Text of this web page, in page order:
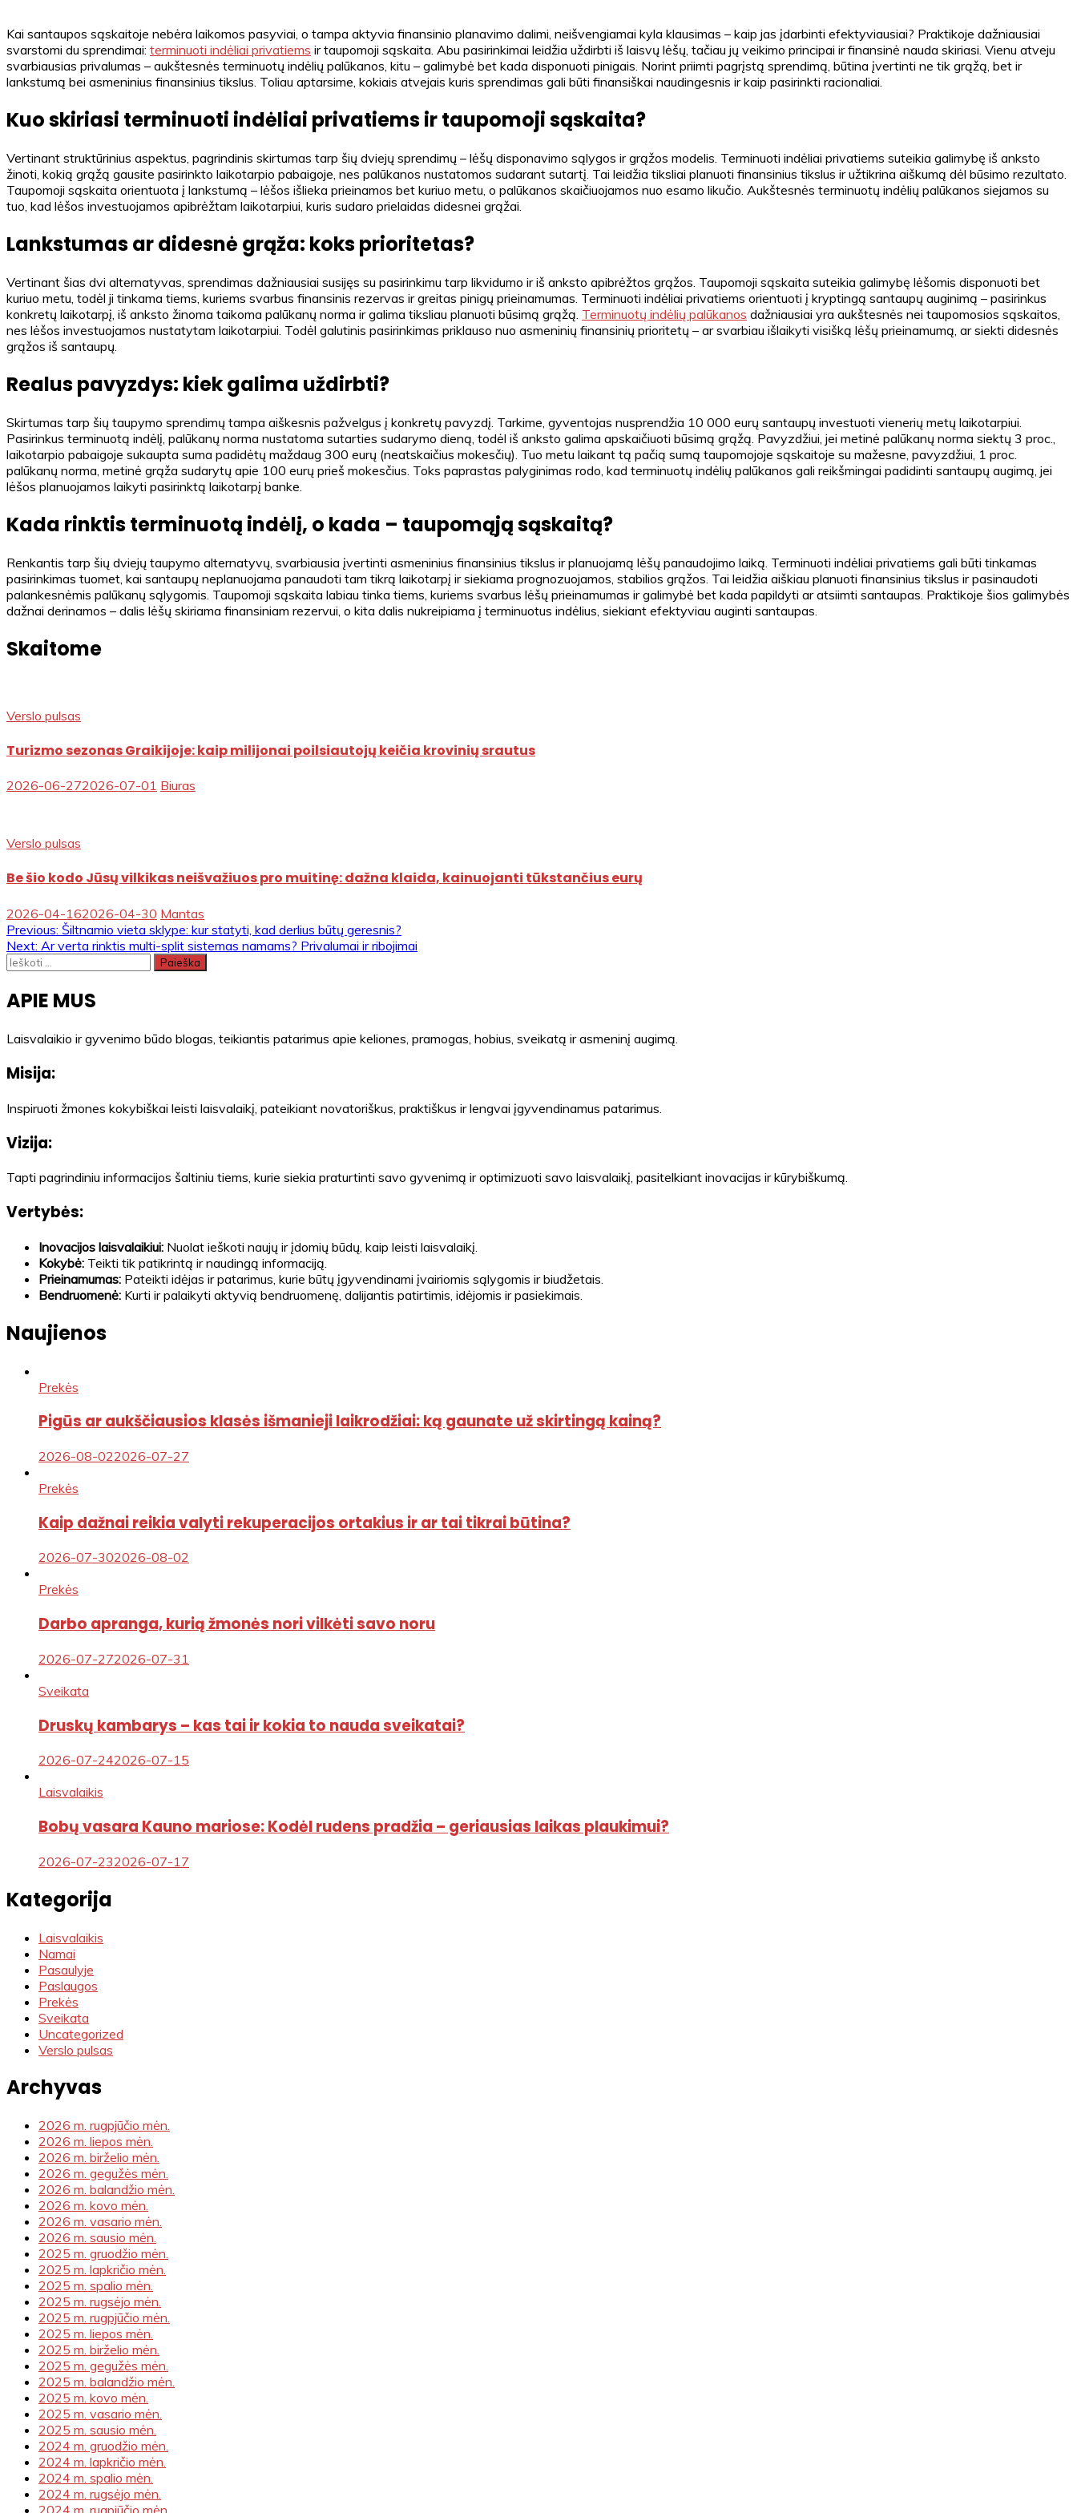
Kai santaupos sąskaitoje nebėra laikomos pasyviai, o tampa aktyvia finansinio planavimo dalimi, neišvengiamai kyla klausimas – kaip jas įdarbinti efektyviausiai? Praktikoje dažniausiai
svarstomi du sprendimai: terminuoti indėliai privatiems ir taupomoji sąskaita. Abu pasirinkimai leidžia uždirbti iš laisvų lėšų, tačiau jų veikimo principai ir finansinė nauda skiriasi. Vienu atveju
svarbiausias privalumas – aukštesnės terminuotų indėlių palūkanos, kitu – galimybė bet kada disponuoti pinigais. Norint priimti pagrįstą sprendimą, būtina įvertinti ne tik grąžą, bet ir
lankstumą bei asmeninius finansinius tikslus. Toliau aptarsime, kokiais atvejais kuris sprendimas gali būti finansiškai naudingesnis ir kaip pasirinkti racionaliai.
Kuo skiriasi terminuoti indėliai privatiems ir taupomoji sąskaita?
Vertinant struktūrinius aspektus, pagrindinis skirtumas tarp šių dviejų sprendimų – lėšų disponavimo sąlygos ir grąžos modelis. Terminuoti indėliai privatiems suteikia galimybę iš anksto
žinoti, kokią grąžą gausite pasirinkto laikotarpio pabaigoje, nes palūkanos nustatomos sudarant sutartį. Tai leidžia tiksliai planuoti finansinius tikslus ir užtikrina aiškumą dėl būsimo rezultato.
Taupomoji sąskaita orientuota į lankstumą – lėšos išlieka prieinamos bet kuriuo metu, o palūkanos skaičiuojamos nuo esamo likučio. Aukštesnės terminuotų indėlių palūkanos siejamos su
tuo, kad lėšos investuojamos apibrėžtam laikotarpiui, kuris sudaro prielaidas didesnei grąžai.
Lankstumas ar didesnė grąža: koks prioritetas?
Vertinant šias dvi alternatyvas, sprendimas dažniausiai susijęs su pasirinkimu tarp likvidumo ir iš anksto apibrėžtos grąžos. Taupomoji sąskaita suteikia galimybę lėšomis disponuoti bet
kuriuo metu, todėl ji tinkama tiems, kuriems svarbus finansinis rezervas ir greitas pinigų prieinamumas. Terminuoti indėliai privatiems orientuoti į kryptingą santaupų auginimą – pasirinkus
konkretų laikotarpį, iš anksto žinoma taikoma palūkanų norma ir galima tiksliau planuoti būsimą grąžą. Terminuotų indėlių palūkanos dažniausiai yra aukštesnės nei taupomosios sąskaitos,
nes lėšos investuojamos nustatytam laikotarpiui. Todėl galutinis pasirinkimas priklauso nuo asmeninių finansinių prioritetų – ar svarbiau išlaikyti visišką lėšų prieinamumą, ar siekti didesnės
grąžos iš santaupų.
Realus pavyzdys: kiek galima uždirbti?
Skirtumas tarp šių taupymo sprendimų tampa aiškesnis pažvelgus į konkretų pavyzdį. Tarkime, gyventojas nusprendžia 10 000 eurų santaupų investuoti vienerių metų laikotarpiui.
Pasirinkus terminuotą indėlį, palūkanų norma nustatoma sutarties sudarymo dieną, todėl iš anksto galima apskaičiuoti būsimą grąžą. Pavyzdžiui, jei metinė palūkanų norma siektų 3 proc.,
laikotarpio pabaigoje sukaupta suma padidėtų maždaug 300 eurų (neatskaičius mokesčių). Tuo metu laikant tą pačią sumą taupomojoje sąskaitoje su mažesne, pavyzdžiui, 1 proc.
palūkanų norma, metinė grąža sudarytų apie 100 eurų prieš mokesčius. Toks paprastas palyginimas rodo, kad terminuotų indėlių palūkanos gali reikšmingai padidinti santaupų augimą, jei
lėšos planuojamos laikyti pasirinktą laikotarpį banke.
Kada rinktis terminuotą indėlį, o kada – taupomąją sąskaitą?
Renkantis tarp šių dviejų taupymo alternatyvų, svarbiausia įvertinti asmeninius finansinius tikslus ir planuojamą lėšų panaudojimo laiką. Terminuoti indėliai privatiems gali būti tinkamas
pasirinkimas tuomet, kai santaupų neplanuojama panaudoti tam tikrą laikotarpį ir siekiama prognozuojamos, stabilios grąžos. Tai leidžia aiškiau planuoti finansinius tikslus ir pasinaudoti
palankesnėmis palūkanų sąlygomis. Taupomoji sąskaita labiau tinka tiems, kuriems svarbus lėšų prieinamumas ir galimybė bet kada papildyti ar atsiimti santaupas. Praktikoje šios galimybės
dažnai derinamos – dalis lėšų skiriama finansiniam rezervui, o kita dalis nukreipiama į terminuotus indėlius, siekiant efektyviau auginti santaupas.
Skaitome
Verslo pulsas
Turizmo sezonas Graikijoje: kaip milijonai poilsiautojų keičia krovinių srautus
2026-06-272026-07-01 Biuras
Verslo pulsas
Be šio kodo Jūsų vilkikas neišvažiuos pro muitinę: dažna klaida, kainuojanti tūkstančius eurų
2026-04-162026-04-30 Mantas
Navigacija
tarp
įrašų
Previous: Šiltnamio vieta sklype: kur statyti, kad derlius būtų geresnis?
Next: Ar verta rinktis multi-split sistemas namams? Privalumai ir ribojimai
Ieškoti:
APIE MUS
Laisvalaikio ir gyvenimo būdo blogas, teikiantis patarimus apie keliones, pramogas, hobius, sveikatą ir asmeninį augimą.
Misija:
Inspiruoti žmones kokybiškai leisti laisvalaikį, pateikiant novatoriškus, praktiškus ir lengvai įgyvendinamus patarimus.
Vizija:
Tapti pagrindiniu informacijos šaltiniu tiems, kurie siekia praturtinti savo gyvenimą ir optimizuoti savo laisvalaikį, pasitelkiant inovacijas ir kūrybiškumą.
Vertybės:
Inovacijos laisvalaikiui: Nuolat ieškoti naujų ir įdomių būdų, kaip leisti laisvalaikį.
Kokybė: Teikti tik patikrintą ir naudingą informaciją.
Prieinamumas: Pateikti idėjas ir patarimus, kurie būtų įgyvendinami įvairiomis sąlygomis ir biudžetais.
Bendruomenė: Kurti ir palaikyti aktyvią bendruomenę, dalijantis patirtimis, idėjomis ir pasiekimais.
Naujienos
Prekės
Pigūs ar aukščiausios klasės išmanieji laikrodžiai: ką gaunate už skirtingą kainą?
2026-08-022026-07-27
Prekės
Kaip dažnai reikia valyti rekuperacijos ortakius ir ar tai tikrai būtina?
2026-07-302026-08-02
Prekės
Darbo apranga, kurią žmonės nori vilkėti savo noru
2026-07-272026-07-31
Sveikata
Druskų kambarys – kas tai ir kokia to nauda sveikatai?
2026-07-242026-07-15
Laisvalaikis
Bobų vasara Kauno mariose: Kodėl rudens pradžia – geriausias laikas plaukimui?
2026-07-232026-07-17
Kategorija
Laisvalaikis
Namai
Pasaulyje
Paslaugos
Prekės
Sveikata
Uncategorized
Verslo pulsas
Archyvas
2026 m. rugpjūčio mėn.
2026 m. liepos mėn.
2026 m. birželio mėn.
2026 m. gegužės mėn.
2026 m. balandžio mėn.
2026 m. kovo mėn.
2026 m. vasario mėn.
2026 m. sausio mėn.
2025 m. gruodžio mėn.
2025 m. lapkričio mėn.
2025 m. spalio mėn.
2025 m. rugsėjo mėn.
2025 m. rugpjūčio mėn.
2025 m. liepos mėn.
2025 m. birželio mėn.
2025 m. gegužės mėn.
2025 m. balandžio mėn.
2025 m. kovo mėn.
2025 m. vasario mėn.
2025 m. sausio mėn.
2024 m. gruodžio mėn.
2024 m. lapkričio mėn.
2024 m. spalio mėn.
2024 m. rugsėjo mėn.